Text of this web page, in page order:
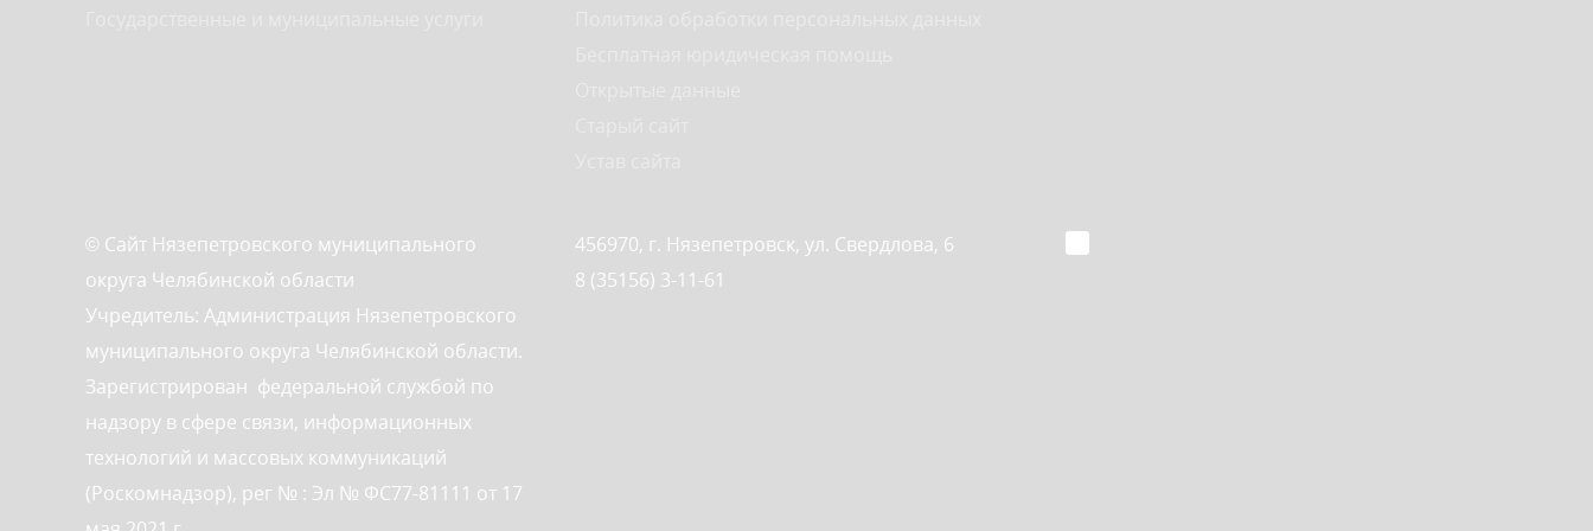
© Сайт Нязепетровского муниципального
округа Челябинской области
Учредитель: Администрация Нязепетровского
муниципального округа Челябинской области.
Зарегистрирован федеральной службой по
надзору в сфере связи, информационных
технологий и массовых коммуникаций
(Роскомнадзор), рег № : Эл № ФС77-81111 от 17
456970, г. Нязепетровск, ул. Свердлова, 6
8 (35156) 3-11-61